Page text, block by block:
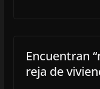
Encuentran
reja de